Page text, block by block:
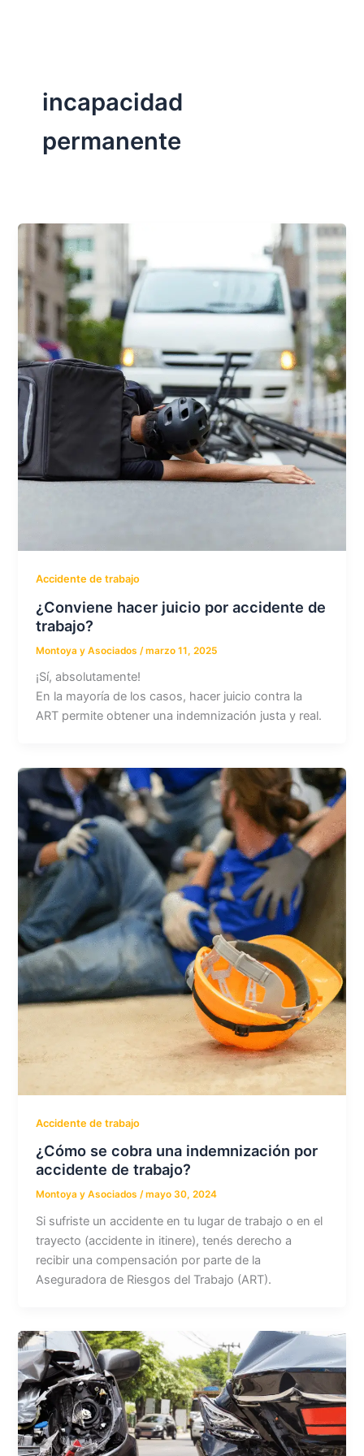
incapacidad
permanente
Accidente de trabajo
¿Conviene hacer juicio por accidente de
trabajo?
Montoya y Asociados /marzo 11, 2025
¡Sí, absolutamente!
En la mayoría de los casos, hacer juicio contra la
ART permite obtener una indemnización justa y real.
Accidente de trabajo
¿Cómo se cobra una indemnización por
accidente de trabajo?
Montoya y Asociados/mayo 30, 2024
Si sufriste un accidente en tu lugar de trabajo o en el
trayecto (accidente in itinere), tenés derecho a
recibir una compensación por parte de la
Aseguradora de Riesgos del Trabajo (ART).